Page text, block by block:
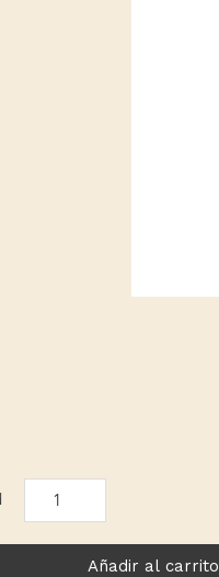
Añadir al carrito